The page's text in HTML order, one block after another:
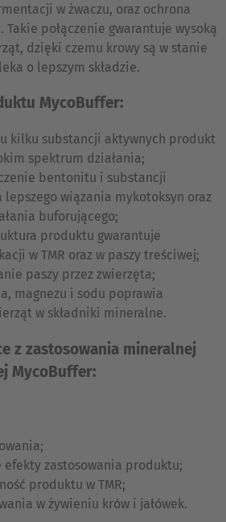
w żwaczu, oraz ochrona
połączenie gwarantuje wysoką
dzięki czemu krowy są w stanie
o lepszym składzie.
MycoBuffer:
kilku substancji aktywnych produkt
spektrum działania;
bentonitu i substancji
wiązania mykotoksyn oraz
buforującego;
produktu gwarantuje
w TMR oraz w paszy treściwej;
paszy przez zwierzęta;
magnezu i sodu poprawia
w składniki mineralne.
z zastosowania mineralnej
MycoBuffer:
efekty zastosowania produktu;
produktu w TMR;
w żywieniu krów i jałówek.